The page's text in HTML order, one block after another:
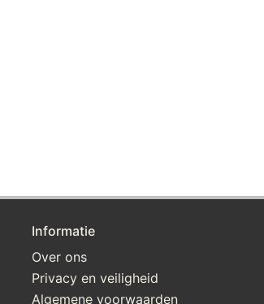
Informatie
Over ons
Privacy en veiligheid
Algemene voorwaarden